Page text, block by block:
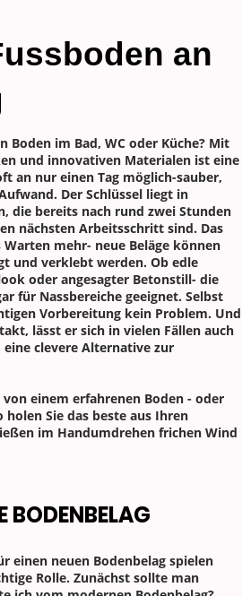
an
Boden im Bad, WC oder Küche? Mit
und innovativen Materialen ist eine
an nur einen Tag möglich-sauber,
Der Schlüssel liegt in
die bereits nach rund zwei Stunden
nächsten Arbeitsschritt sind. Das
mehr- neue Beläge können
und verklebt werden. Ob edle
oder angesagter Betonstill- die
für Nassbereiche geeignet. Selbst
Vorbereitung kein Problem. Und
lässt er sich in vielen Fällen auch
clevere Alternative zur
von einem erfahrenen Boden - oder
holen Sie das beste aus Ihren
im Handumdrehen frichen Wind
BODENBELAG
einen neuen Bodenbelag spielen
Rolle. Zunächst sollte man